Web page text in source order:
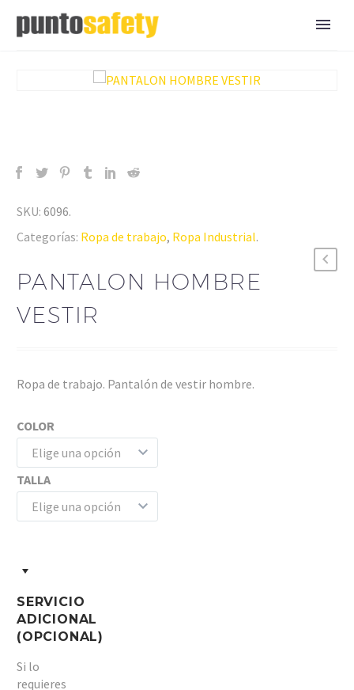
SKU: 6096.
Categorías: Ropa de trabajo, Ropa Industrial.
PANTALON HOMBRE
VESTIR
Ropa de trabajo. Pantalón de vestir hombre.
COLOR
Elige una opción
TALLA
Elige una opción
SERVICIO
ADICIONAL
(OPCIONAL)
Si lo
requieres